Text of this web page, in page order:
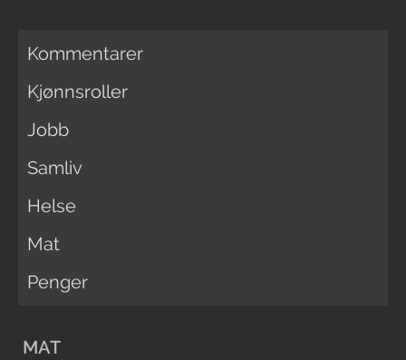
Kommentarer
Kjønnsroller
Jobb
Samliv
Helse
Mat
Penger
MAT